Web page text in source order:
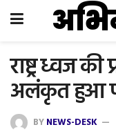
राष्ट्र ध्वज
अलंकृत हुआ
BYNEWS-DESK